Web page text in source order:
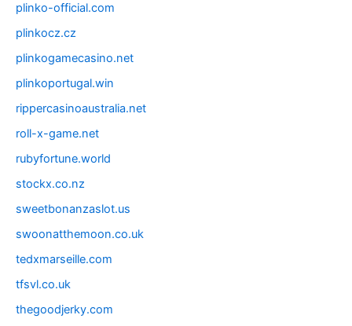
plinko-official.com
plinkocz.cz
plinkogamecasino.net
plinkoportugal.win
rippercasinoaustralia.net
roll-x-game.net
rubyfortune.world
stockx.co.nz
sweetbonanzaslot.us
swoonatthemoon.co.uk
tedxmarseille.com
tfsvl.co.uk
thegoodjerky.com